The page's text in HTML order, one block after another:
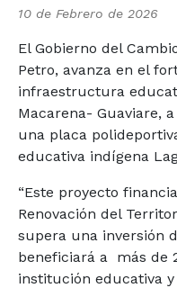
10 de Febrero de 2026
El Gobierno del
Petro, avanza en el
infraestructura
Macarena- Guaviare,
una placa
educativa indígena
“Este proyecto
Renovación del
supera una inversión
beneficiará a
más de
institución educativa